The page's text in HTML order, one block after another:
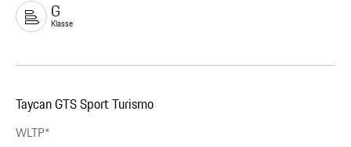
G
Klasse
Taycan GTS Sport Turismo
WLTP*